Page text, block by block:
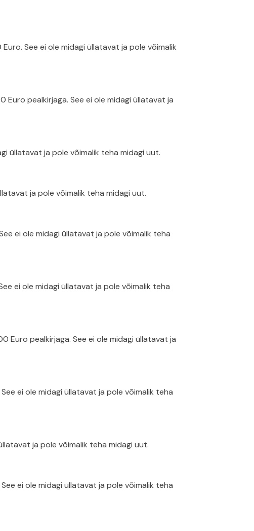
See ei ole midagi üllatavat ja pole võimalik
Euro pealkirjaga. See ei ole midagi üllatavat ja
üllatavat ja pole võimalik teha midagi uut.
ja pole võimalik teha midagi uut.
ei ole midagi üllatavat ja pole võimalik teha
ei ole midagi üllatavat ja pole võimalik teha
Euro pealkirjaga. See ei ole midagi üllatavat ja
ei ole midagi üllatavat ja pole võimalik teha
ja pole võimalik teha midagi uut.
ei ole midagi üllatavat ja pole võimalik teha